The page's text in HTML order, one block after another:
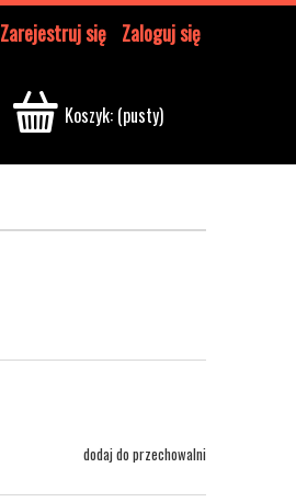
Zarejestruj się Zaloguj się
Koszyk: (pusty)
dodaj do przechowalni